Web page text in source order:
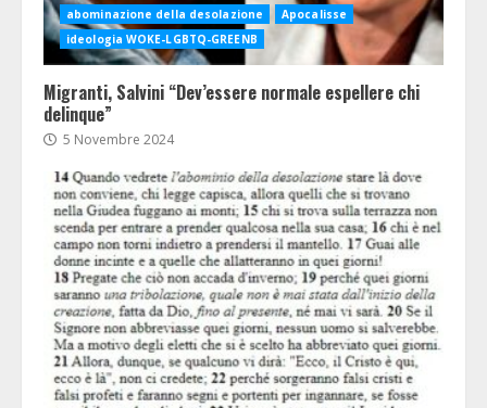
abominazione della desolazione
Apocalisse
ideologia WOKE-LGBTQ-GREENB
Migranti, Salvini “Dev’essere normale espellere chi
delinque”
5 Novembre 2024